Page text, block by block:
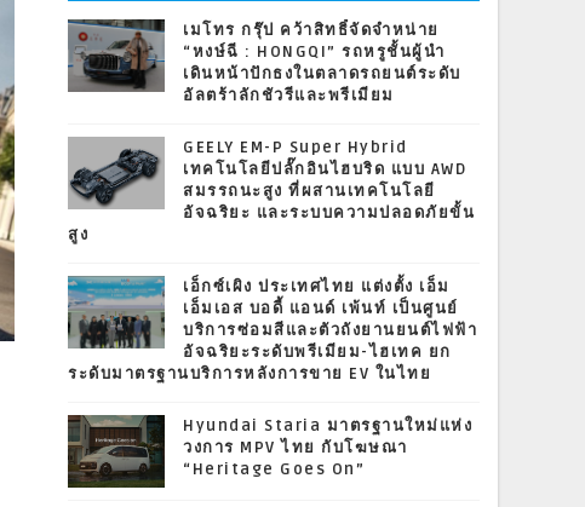
เมโทร กรุ๊ป คว้าสิทธิ์จัดจำหน่าย
“หงษ์ฉี : HONGQI” รถหรูชั้นผู้นำ
เดินหน้าปักธงในตลาดรถยนต์ระดับ
อัลตร้าลักชัวรีและพรีเมียม
GEELY EM-P Super Hybrid
เทคโนโลยีปลั๊กอินไฮบริด แบบ AWD
สมรรถนะสูง ที่ผสานเทคโนโลยี
อัจฉริยะ และระบบความปลอดภัยขั้น
สูง
เอ็กซ์เผิง ประเทศไทย แต่งตั้ง เอ็ม
เอ็มเอส บอดี้ แอนด์ เพ้นท์ เป็นศูนย์
บริการซ่อมสีและตัวถังยานยนต์ไฟฟ้า
อัจฉริยะระดับพรีเมียม-ไฮเทค ยก
ระดับมาตรฐานบริการหลังการขาย EV ในไทย
Hyundai Staria มาตรฐานใหม่แห่ง
วงการ MPV ไทย กับโฆษณา
“Heritage Goes On”